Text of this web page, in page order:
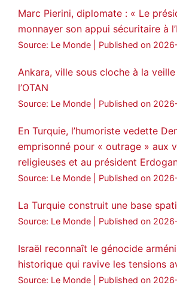
Marc Pierini, diplomate : « Le
monnayer son appui sécuritaire à
Source: Le Monde Published on
Ankara, ville sous cloche à la
l’OTAN
Source: Le Monde Published on
En Turquie, l’humoriste vedette
emprisonné pour « outrage » aux
religieuses et au président
Source: Le Monde Published on
La Turquie construit une base
Source: Le Monde Published on
Israël reconnaît le génocide
historique qui ravive les tensions
Source: Le Monde Published on